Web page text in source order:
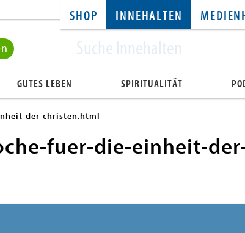
SHOP INNEHALTEN
GUTES LEBEN SPIRITUALITÄT
der-christen.html
fuer-die-einheit-